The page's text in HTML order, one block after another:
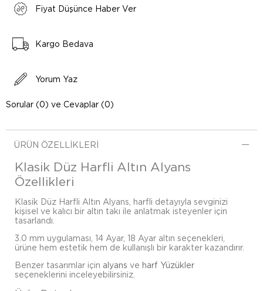
Fiyat Düşünce Haber Ver
Kargo Bedava
Yorum Yaz
Sorular (0) ve Cevaplar (0)
ÜRÜN ÖZELLIKLERI
Klasik Düz Harfli Altın Alyans
Özellikleri
Klasik Düz Harfli Altın Alyans, harfli detayıyla sevginizi
kişisel ve kalıcı bir altın takı ile anlatmak isteyenler için
tasarlandı.
3.0 mm uygulaması, 14 Ayar, 18 Ayar altın seçenekleri,
ürüne hem estetik hem de kullanışlı bir karakter kazandırır.
Benzer tasarımlar için alyans ve harf Yüzükler
seçeneklerini inceleyebilirsiniz.